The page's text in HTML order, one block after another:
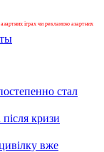
іграх чи рекламою азартних
стал
кризи
вже